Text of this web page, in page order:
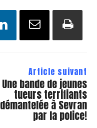
Article suivant
Une bande de jeunes
tueurs terrifiants
démantelée à Sevran
par la police!